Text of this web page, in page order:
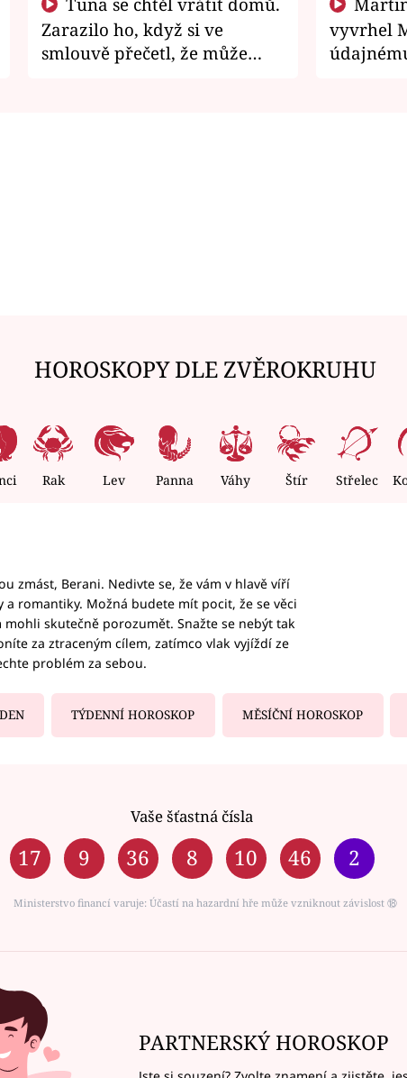
Zarazilo ho, když si ve
smlouvě přečetl, že může
vyvrhel
HOROSKOPY DLE ZVĚROKRUHU
Rak Lev Panna Váhy Štír Střelec
zmást, Berani. Nedivte se, že vám v hlavě víří
romantiky. Možná budete mít pocit, že se věci
skutečně porozumět. Snažte se nebýt tak
za ztraceným cílem, zatímco vlak vyjíždí ze
problém za sebou.
TÝDENNÍ HOROSKOP MĚSÍČNÍ HOROSKOP
Vaše šťastná čísla
17 9 36 8 10 46 2
Ministerstvo financí varuje: Účastí na hazardní hře může vzniknout závislost ⑱
PARTNERSKÝ HOROSKOP